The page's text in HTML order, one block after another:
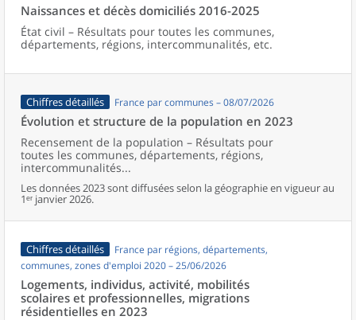
Naissances et décès domiciliés 2016-2025
État civil – Résultats pour toutes les communes,
départements, régions, intercommunalités, etc.
Chiffres détaillés France par communes – 08/07/2026
Évolution et structure de la population en 2023
Recensement de la population – Résultats pour
toutes les communes, départements, régions,
intercommunalités...
Les données 2023 sont diffusées selon la géographie en vigueur au
1ᵉʳ janvier 2026.
Chiffres détaillés
France par régions, départements,
communes, zones d'emploi 2020 – 25/06/2026
Logements, individus, activité, mobilités
scolaires et professionnelles, migrations
résidentielles en 2023